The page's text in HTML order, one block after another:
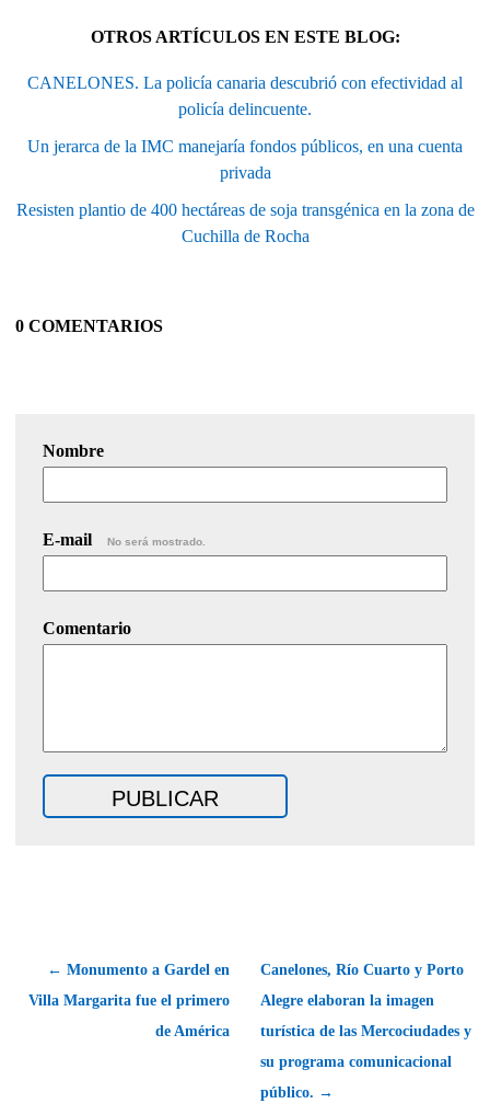
OTROS ARTÍCULOS EN ESTE BLOG:
CANELONES. La policía canaria descubrió con efectividad al
policía delincuente.
Un jerarca de la IMC manejaría fondos públicos, en una cuenta
privada
Resisten plantio de 400 hectáreas de soja transgénica en la zona de
Cuchilla de Rocha
0 COMENTARIOS
Nombre
E-mail No será mostrado.
Comentario
← Monumento a Gardel en
Villa Margarita fue el primero
de América
Canelones, Río Cuarto y Porto
Alegre elaboran la imagen
turística de las Mercociudades y
su programa comunicacional
público. →